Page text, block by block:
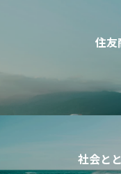
住友
社会と